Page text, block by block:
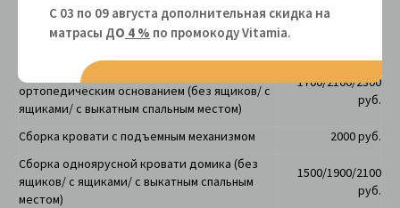
Сборка кроватей размером (70, 80, 90 см) с
ортопедическим основанием (без ящиков/ с
ящиками/ с выкатным спальным местом)
1400/1800/2000
Сборка кроватей размером (с 120 по 200 см) с
ортопедическим основанием (без ящиков/ с
ящиками/ с выкатным спальным местом)
1700/2100/2300
руб.
Сборка кровати с подъемным механизмом
2000 руб.
Сборка одноярусной кровати домика (без
ящиков/ с ящиками/ с выкатным спальным
местом)
1500/1900/2100
руб.
С 03 по 09 августа дополнительная скидка на
матрасы ДО 4 % по промокоду Vitamiа.